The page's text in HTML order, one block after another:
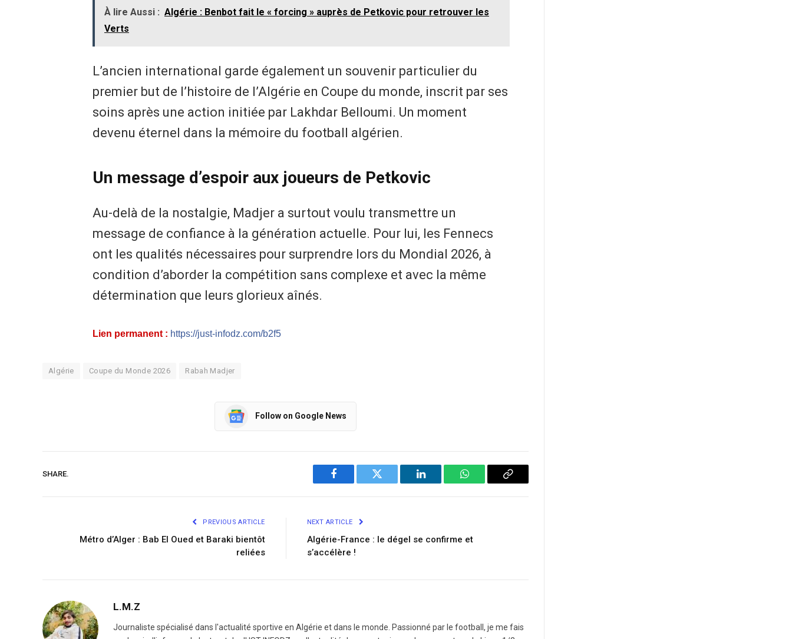
À lire Aussi : Algérie : Benbot fait le « forcing » auprès de Petkovic pour retrouver les
Verts
L’ancien international garde également un souvenir particulier du
premier but de l’histoire de l’Algérie en Coupe du monde, inscrit par ses
soins après une action initiée par Lakhdar Belloumi. Un moment
devenu éternel dans la mémoire du football algérien.
Un message d’espoir aux joueurs de Petkovic
Au-delà de la nostalgie, Madjer a surtout voulu transmettre un
message de confiance à la génération actuelle. Pour lui, les Fennecs
ont les qualités nécessaires pour surprendre lors du Mondial 2026, à
condition d’aborder la compétition sans complexe et avec la même
détermination que leurs glorieux aînés.
Lien permanent : https://just-infodz.com/b2f5
Algérie Coupe du Monde 2026 Rabah Madjer
Follow on Google News
SHARE.
Facebook Twitter LinkedIn WhatsAppCopy
PREVIOUS ARTICLE
Métro d’Alger : Bab El Oued et Baraki bientôt
reliées
NEXT ARTICLE
Algérie-France : le dégel se confirme et
s’accélère !
L.M.Z
Journaliste spécialisé dans l'actualité sportive en Algérie et dans le monde. Passionné par le football, je me fais